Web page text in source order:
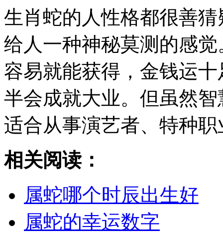
生肖蛇的人性格都很善
给人一种神秘莫测的感
容易就能获得，金钱运
半会成就大业。但虽然
适合从事演艺者、特种职
相关阅读：
属蛇哪个时辰出生好
属蛇的幸运数字